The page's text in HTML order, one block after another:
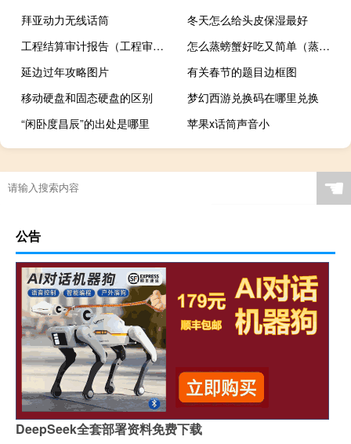
拜亚动力无线话筒
冬天怎么给头皮保湿最好
工程结算审计报告（工程审计是什么意思）
怎么蒸螃蟹好吃又简单（蒸螃蟹怎么做）
延边过年攻略图片
有关春节的题目边框图
移动硬盘和固态硬盘的区别
梦幻西游兑换码在哪里兑换
“闲卧度昌辰”的出处是哪里
苹果x话筒声音小
☚
公告
DeepSeek全套部署资料免费下载